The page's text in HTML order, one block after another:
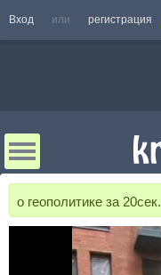
Вход или регистрация
о геополитике за 20сек.